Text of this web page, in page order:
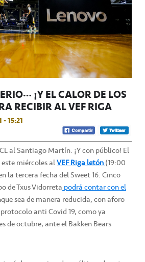
¡Y EL CALOR DE LOS
RECIBIR AL VEF RIGA
15:21
al Santiago Martín. ¡Y con público! El
miércoles alVEF Riga letón(19:00
la tercera fecha del Sweet 16. Cinco
de Txus Vidorretapodrá contar con el
sea de manera reducida, con aforo
anti Covid 19, como ya
de octubre, ante el Bakken Bears